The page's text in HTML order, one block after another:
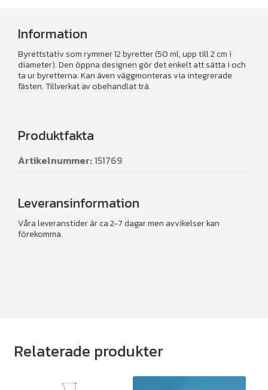
Information
Byrettstativ som rymmer 12 byretter (50 ml, upp till 2 cm i
diameter). Den öppna designen gör det enkelt att sätta i och
ta ur byretterna. Kan även väggmonteras via integrerade
fästen. Tillverkat av obehandlat trä.
Produktfakta
Artikelnummer:151769
Leveransinformation
Våra leveranstider är ca 2-7 dagar men avvikelser kan
förekomma.
Relaterade produkter